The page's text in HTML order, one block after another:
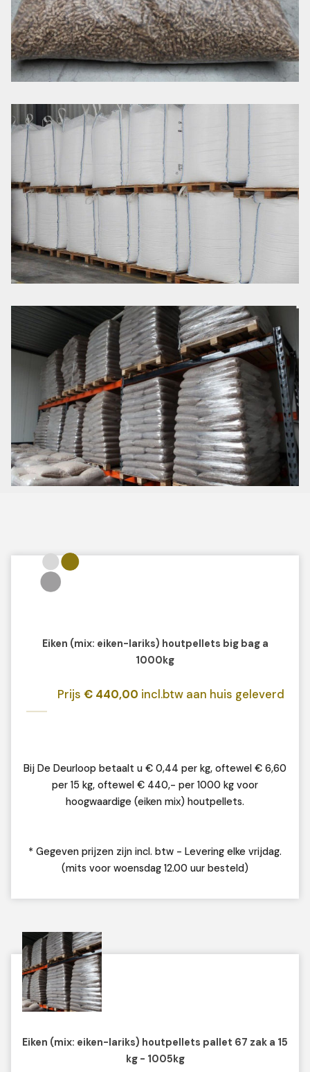
Eiken (mix: eiken-lariks) houtpellets big bag a
1000kg
Prijs € 440,00 incl.btw aan huis geleverd
Bij De Deurloop betaalt u € 0,44 per kg, oftewel € 6,60
per 15 kg, oftewel € 440,- per 1000 kg voor
hoogwaardige (eiken mix) houtpellets.
* Gegeven prijzen zijn incl. btw - Levering elke vrijdag.
(mits voor woensdag 12.00 uur besteld)
Eiken (mix: eiken-lariks) houtpellets pallet 67 zak a 15
kg - 1005kg